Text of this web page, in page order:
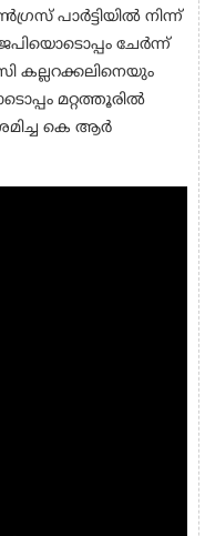
പാര്‍ട്ടിയിൽ നിന്ന്
ചേര്‍ന്ന്
കല്ലറക്കലിനെയും
മറ്റത്തൂരിൽ
കെ ആർ